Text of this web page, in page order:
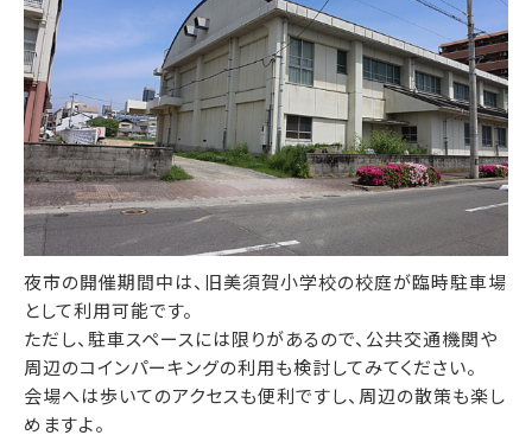
夜市の開催期間中は、旧美須賀小学校の校庭が臨時駐車場
として利用可能です。
ただし、駐車スペースには限りがあるので、公共交通機関や
周辺のコインパーキングの利用も検討してみてください。
会場へは歩いてのアクセスも便利ですし、周辺の散策も楽し
めますよ。